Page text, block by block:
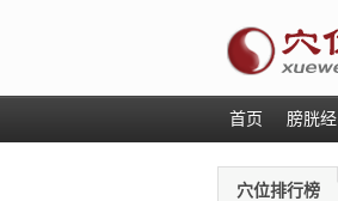
首页 膀胱经
穴位排行榜